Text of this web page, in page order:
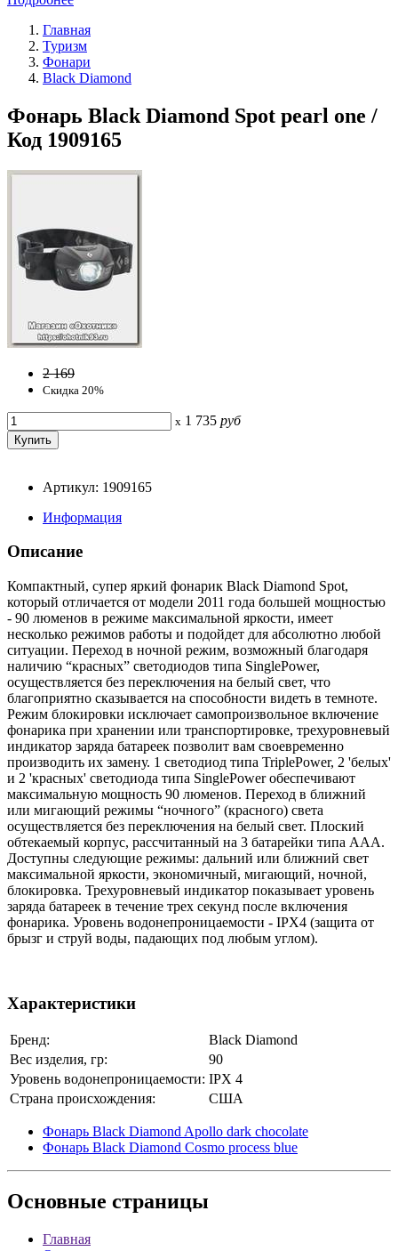
Главная
Туризм
Фонари
Black Diamond
Фонарь Black Diamond Spot pearl one /
Код 1909165
2 169
Скидка 20%
x 1 735 руб
Артикул: 1909165
Информация
Описание
Компактный, супер яркий фонарик Black Diamond Spot,
который отличается от модели 2011 года большей мощностью
- 90 люменов в режиме максимальной яркости, имеет
несколько режимов работы и подойдет для абсолютно любой
ситуации. Переход в ночной режим, возможный благодаря
наличию “красных” светодиодов типа SinglePower,
осуществляется без переключения на белый свет, что
благоприятно сказывается на способности видеть в темноте.
Режим блокировки исключает самопроизвольное включение
фонарика при хранении или транспортировке, трехуровневый
индикатор заряда батареек позволит вам своевременно
производить их замену. 1 светодиод типа TriplePower, 2 'белых'
и 2 'красных' светодиода типа SinglePower обеспечивают
максимальную мощность 90 люменов. Переход в ближний
или мигающий режимы “ночного” (красного) света
осуществляется без переключения на белый свет. Плоский
обтекаемый корпус, рассчитанный на 3 батарейки типа ААА.
Доступны следующие режимы: дальний или ближний свет
максимальной яркости, экономичный, мигающий, ночной,
блокировка. Трехуровневый индикатор показывает уровень
заряда батареек в течение трех секунд после включения
фонарика. Уровень водонепроницаемости - IPX4 (защита от
брызг и струй воды, падающих под любым углом).
Характеристики
Бренд:
Black Diamond
Вес изделия, гр:
90
Уровень водонепроницаемости: IPX 4
Страна происхождения:
США
Фонарь Black Diamond Apollo dark chocolate
Фонарь Black Diamond Cosmo process blue
Основные страницы
Главная